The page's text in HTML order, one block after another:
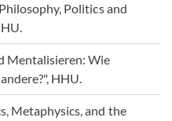
Politics and
Mentalisieren: Wie
HHU.
Metaphysics, and the